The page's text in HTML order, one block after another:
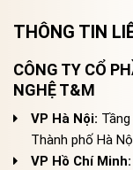
THÔNG TIN
CÔNG TY CỔ
NGHỆ T&M
VP Hà Nội:
Thành phố Hà
VP Hồ Chí Minh: